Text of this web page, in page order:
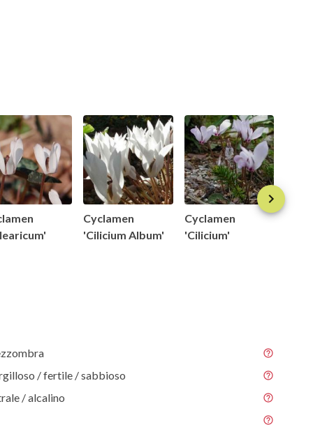
Cyclamen
'Cilicium Album'
Cyclamen
'Cilicium'
/ fertile / sabbioso
/ alcalino